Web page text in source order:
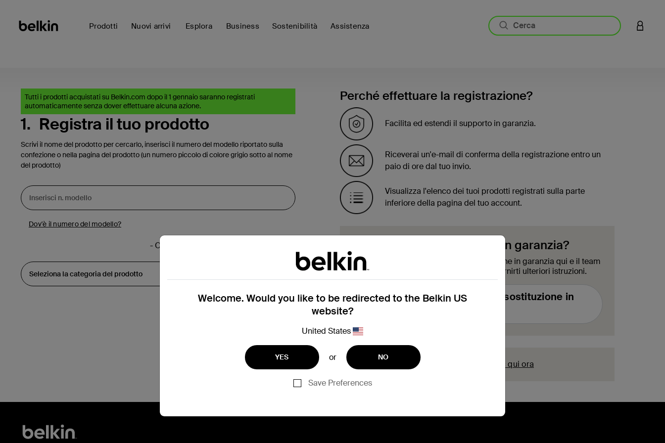
Prodotti Nuovi arrivi Esplora Business Sostenibilità Assistenza
Tutti i prodotti acquistati su Belkin.com dopo il 1 gennaio saranno registrati
automaticamente senza dover effettuare alcuna azione.
1. Registra il tuo prodotto
Scrivi il nome del prodotto per cercarlo, inserisci il numero del modello riportato sulla
confezione o nella pagina del prodotto (un numero piccolo di colore grigio sotto al nome
del prodotto)
Dov'è il numero del modello?
- O -
Perché effettuare la registrazione?
Facilita ed estendi il supporto in garanzia.
Riceverai un'e-mail di conferma della registrazione entro un
paio di ore dal tuo invio.
Visualizza l'elenco dei tuoi prodotti registrati sulla parte
inferiore della pagina del tuo account.
Devi sostituire un prodotto in garanzia?
Completa il modulo Richiesta di sostituzione in garanzia qui e il team
dell'Assistenza ti contatterà a breve per fornirti ulteriori istruzioni.
Presenta una richiesta di sostituzione in
Ti serve aiuto con la registrazione? Fai clic qui ora
Welcome. Would you like to be redirected to the Belkin US
website?
United States
YES or NO
Save Preferences